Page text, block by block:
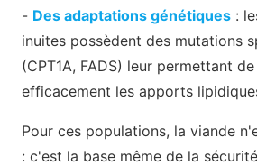
- Des adaptations génétiques :
inuites possèdent des mutations
(CPT1A, FADS) leur permettant
efficacement les apports
Pour ces populations, la viande
: c'est la base même de la